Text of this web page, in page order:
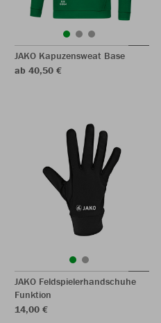
JAKO Kapuzensweat Base
ab 40,50 €
JAKO Feldspielerhandschuhe
Funktion
14,00 €